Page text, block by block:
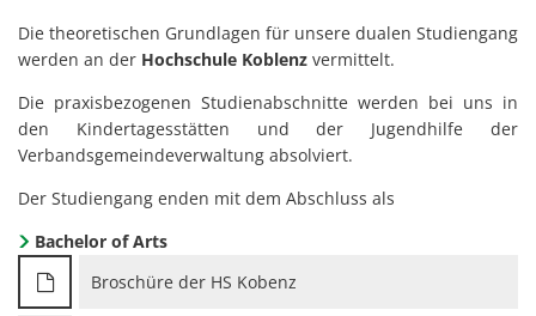
Die theoretischen Grundlagen für unsere dualen Studiengang
werden an der Hochschule Koblenz vermittelt.
Die praxisbezogenen Studienabschnitte werden bei uns in
den Kindertagesstätten und der Jugendhilfe der
Verbandsgemeindeverwaltung absolviert.
Der Studiengang enden mit dem Abschluss als
Bachelor of Arts
Broschüre der HS Kobenz